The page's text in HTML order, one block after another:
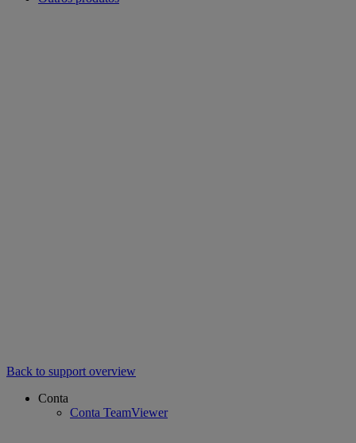
Back to support overview
Conta
Conta TeamViewer